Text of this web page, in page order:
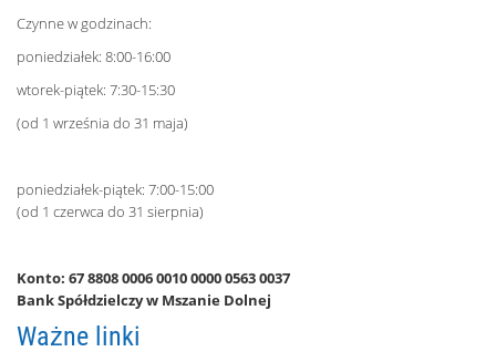
Czynne w godzinach:
poniedziałek: 8:00-16:00
wtorek-piątek: 7:30-15:30
(od 1 września do 31 maja)
poniedziałek-piątek: 7:00-15:00
(od 1 czerwca do 31 sierpnia)
Konto: 67 8808 0006 0010 0000 0563 0037
Bank Spółdzielczy w Mszanie Dolnej
Ważne linki